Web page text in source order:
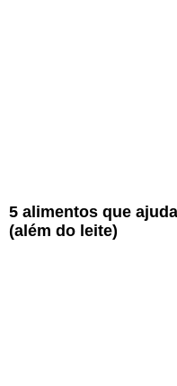
5 alimentos que
(além do leite)